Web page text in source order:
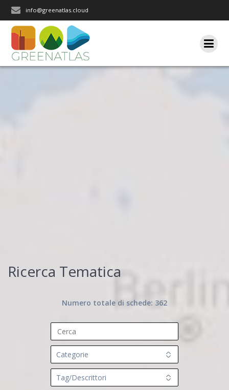
Accetto che i miei dati personali vengano registrati da questa
info@greenatlas.cloud
Ricerca Tematica
Numero totale di schede: 362